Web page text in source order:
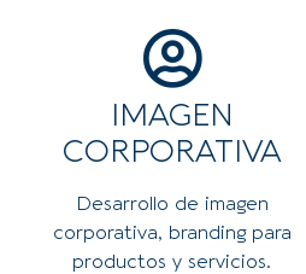
IMAGEN
CORPORATIVA
Desarrollo de imagen
corporativa, branding para
productos y servicios.